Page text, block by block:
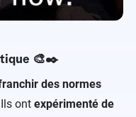
🎨✒️
des normes
ont expérimenté de